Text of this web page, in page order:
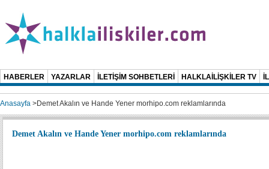
HABERLER YAZARLAR İLETİŞİM SOHBETLERİ HALKLAİLİŞKİLER TV
Anasayfa >Demet Akalın ve Hande Yener morhipo.com reklamlarında
Demet Akalın ve Hande Yener morhipo.com reklamlarında